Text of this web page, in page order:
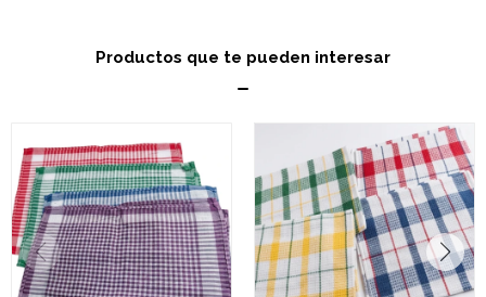
Productos que te pueden interesar